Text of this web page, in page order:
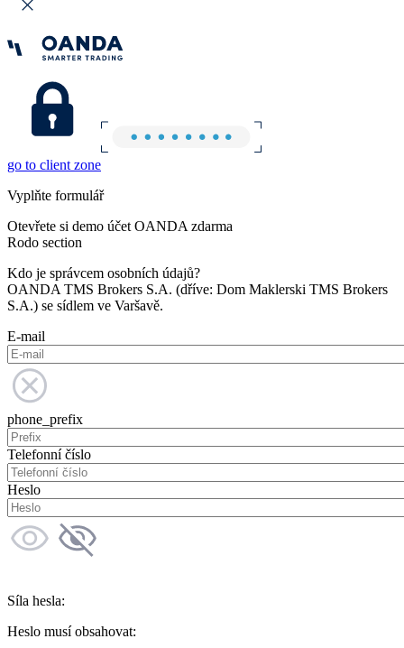
go to client zone
Vyplňte formulář
Otevřete si demo účet OANDA zdarma
Rodo section
Kdo je správcem osobních údajů?
OANDA TMS Brokers S.A. (dříve: Dom Maklerski TMS Brokers
S.A.) se sídlem ve Varšavě.
E-mail
phone_prefix
Telefonní číslo
Heslo
Síla hesla:
Heslo musí obsahovat: